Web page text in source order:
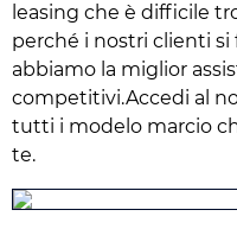
leasing che è difficile
perché i nostri clienti
abbiamo la miglior
competitivi.Accedi al
tutti i modelo marcio
te.